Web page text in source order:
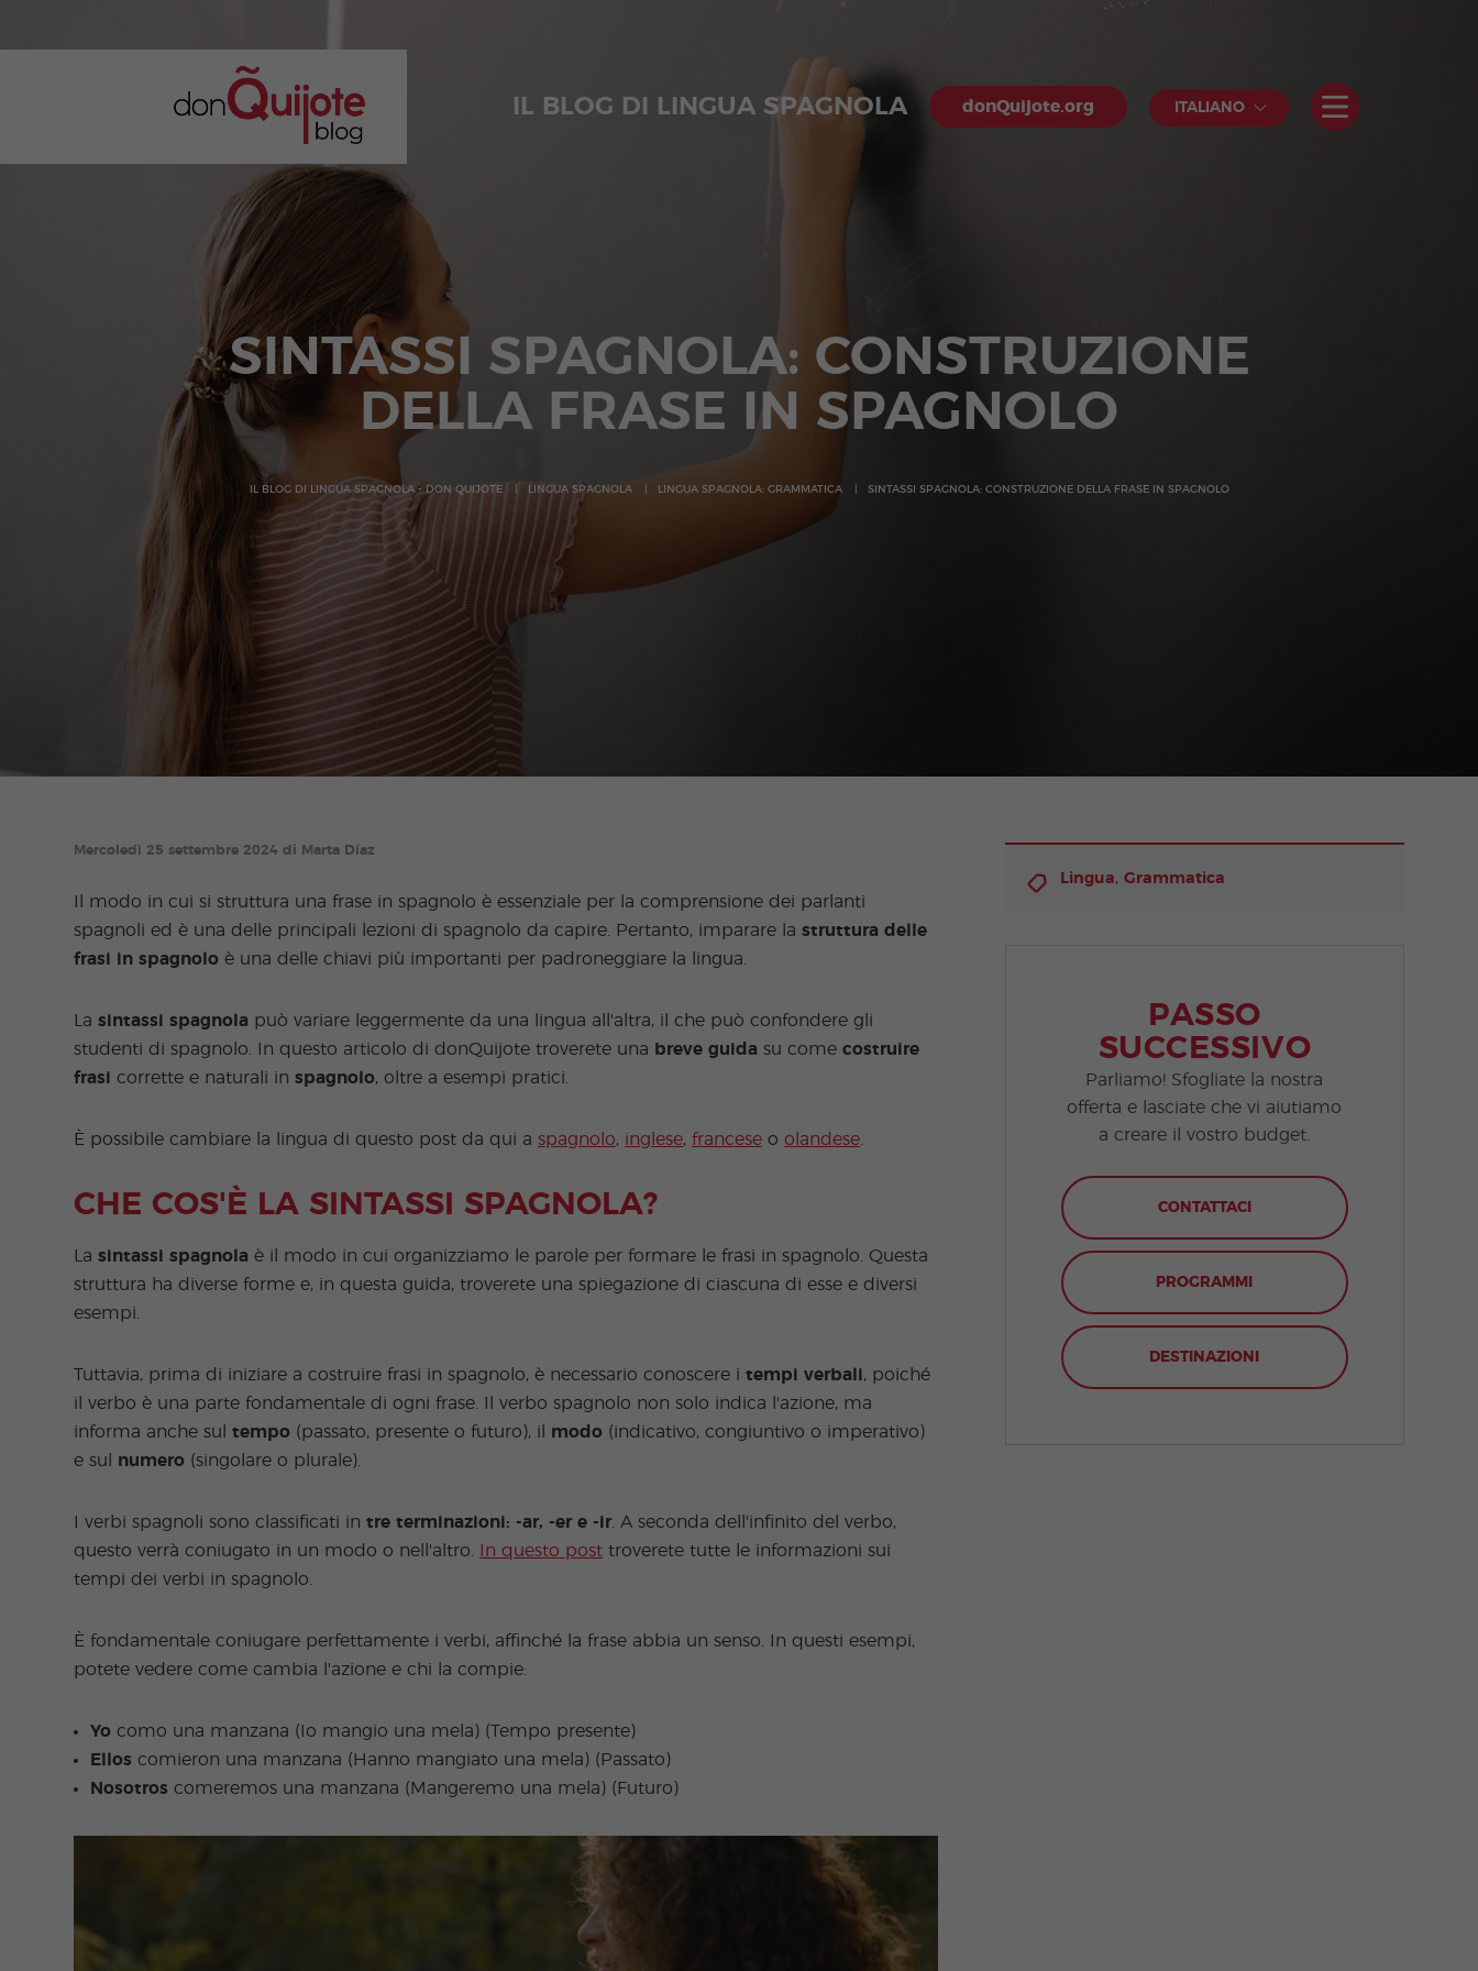
IL BLOG DI LINGUA SPAGNOLA donQuijote.org ITALIANO
SINTASSI SPAGNOLA: CONSTRUZIONE
DELLA FRASE IN SPAGNOLO
IL BLOG DI LINGUA SPAGNOLA - DON QUIJOTE LINGUA SPAGNOLA LINGUA SPAGNOLA: GRAMMATICA SINTASSI SPAGNOLA: CONSTRUZIONE DELLA FRASE IN SPAGNOLO
Mercoledì 25 settembre 2024 di Marta Díaz
Il modo in cui si struttura una frase in spagnolo è essenziale per la comprensione dei parlanti
spagnoli ed è una delle principali lezioni di spagnolo da capire. Pertanto, imparare lastruttura delle
frasi in spagnolo è una delle chiavi più importanti per padroneggiare la lingua.
Lasintassi spagnola può variare leggermente da una lingua all'altra, il che può confondere gli
studenti di spagnolo. In questo articolo di donQuijote troverete una breve guida su comecostruire
frasi
corrette e naturali inspagnolo, oltre a esempi pratici.
È possibile cambiare la lingua di questo post da qui aspagnolo, inglese,francese oolandese
CHE COS'È LA SINTASSI SPAGNOLA?
Lasintassi spagnola è il modo in cui organizziamo le parole per formare le frasi in spagnolo. Questa
struttura ha diverse forme e, in questa guida, troverete una spiegazione di ciascuna di esse e diversi
esempi.
Tuttavia, prima di iniziare a costruire frasi in spagnolo, è necessario conoscere itempi verbali , poiché
il verbo è una parte fondamentale di ogni frase. Il verbo spagnolo non solo indica l'azione, ma
informa anche sultempo (passato, presente o futuro), il modo (indicativo, congiuntivo o imperativo)
e sul numero (singolare o plurale).
I verbi spagnoli sono classificati intre terminazioni: -ar, -er e -ir . A seconda dell'infinito del verbo,
questo verrà coniugato in un modo o nell'altro.
In questo post troverete tutte le informazioni sui
tempi dei verbi in spagnolo.
È fondamentale coniugare perfettamente i verbi, affinché la frase abbia un senso. In questi esempi,
potete vedere come cambia l'azione e chi la compie:
Yo como una manzana (Io mangio una mela) (Tempo presente)
Ellos comieron una manzana (Hanno mangiato una mela) (Passato)
Nosotros comeremos una manzana (Mangeremo una mela) (Futuro)
Lingua, Grammatica
PASSO
SUCCESSIVO
Parliamo! Sfogliate la nostra
offerta e lasciate che vi aiutiamo
a creare il vostro budget.
CONTATTACI
PROGRAMMI
DESTINAZIONI